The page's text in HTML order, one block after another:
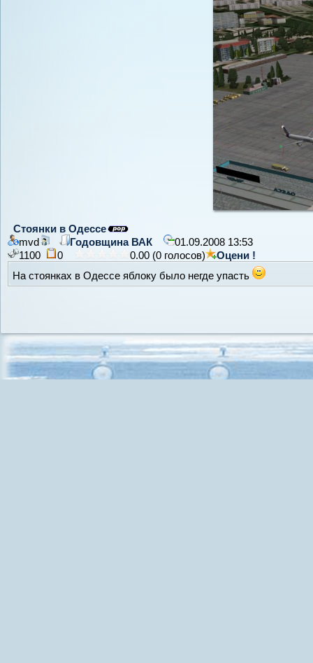
Стоянки в Одессе
mvd
Годовщина ВАК
01.09.2008 13:53
1100
0 0.00 (0 голосов)
Оцени !
На стоянках в Одессе яблоку было негде упасть